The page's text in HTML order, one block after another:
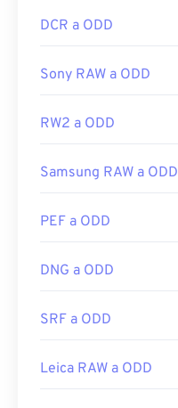
DCR a ODD
Sony RAW a ODD
RW2 a ODD
Samsung RAW a ODD
PEF a ODD
DNG a ODD
SRF a ODD
Leica RAW a ODD